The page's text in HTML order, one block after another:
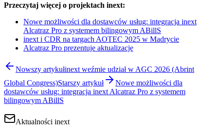
Przeczytaj więcej o projektach inext:
Nowe możliwości dla dostawców usług: integracja inext
Alcatraz Pro z systemem bilingowym ABillS
inext i CDR na targach AOTEC 2025 w Madrycie
Alcatraz Pro prezentuje aktualizację
Nowszy artykułinext weźmie udział w AGC 2026 (Abrint
Global Congress)Starszy artykuł
Nowe możliwości dla
dostawców usług: integracja inext Alcatraz Pro z systemem
bilingowym ABillS
Aktualności inext